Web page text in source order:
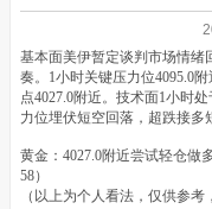
基本面美伊暂定谈判市场情绪
奏。1小时关键压力位4095.0
点4027.0附近。技术面1小时
力位埋伏短空回落，超跌接多
黄金：4027.0附近尝试轻仓做
58）
（以上为个人看法，仅供参